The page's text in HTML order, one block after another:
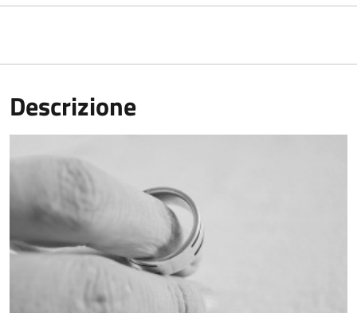
Descrizione